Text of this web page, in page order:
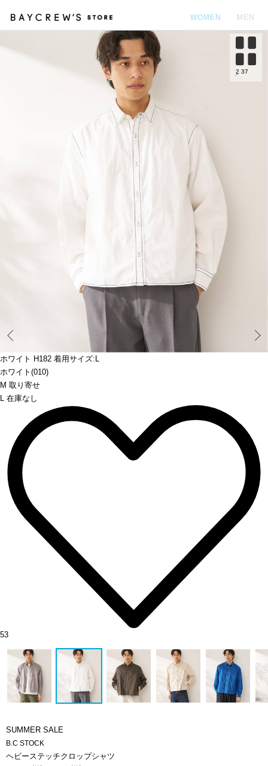
WOMEN MEN
ホワイト H182 着用サイズ:L
ホワイト(010)
M 取り寄せ
L 在庫なし
2 37
53
SUMMER SALE
B.C STOCK
ヘビーステッチクロップシャツ